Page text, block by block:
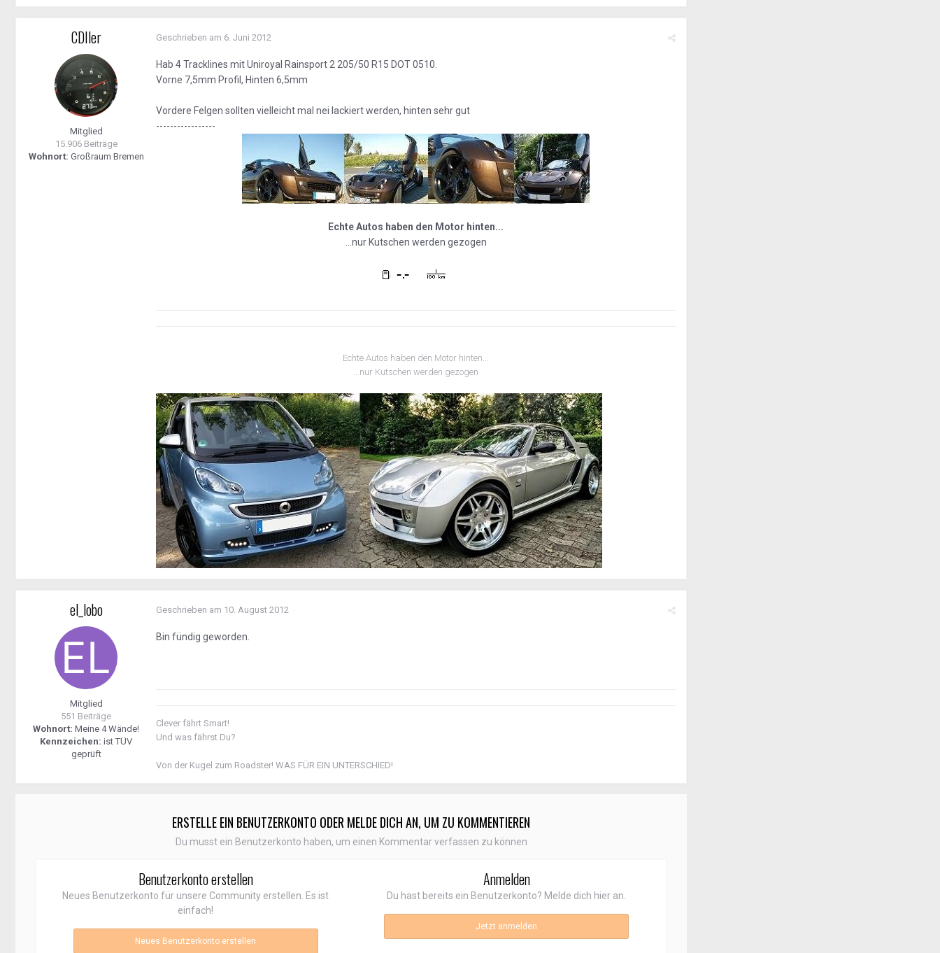
CDIler
Mitglied
15.906 Beiträge
Wohnort: Großraum Bremen
Geschrieben am 6. Juni 2012
Hab 4 Tracklines mit Uniroyal Rainsport 2 205/50 R15 DOT 0510.
Vorne 7,5mm Profil, Hinten 6,5mm
Vordere Felgen sollten vielleicht mal nei lackiert werden, hinten sehr gut
-----------------
Echte Autos haben den Motor hinten...
...nur Kutschen werden gezogen
Echte Autos haben den Motor hinten...
...nur Kutschen werden gezogen
el_lobo
Mitglied
551 Beiträge
Wohnort: Meine 4 Wände!
Kennzeichen: ist TÜV
geprüft
Geschrieben am 10. August 2012
Bin fündig geworden.
Clever fährt Smart!
Und was fährst Du?
Von der Kugel zum Roadster! WAS FÜR EIN UNTERSCHIED!
ERSTELLE EIN BENUTZERKONTO ODER MELDE DICH AN, UM ZU KOMMENTIEREN
Du musst ein Benutzerkonto haben, um einen Kommentar verfassen zu können
Benutzerkonto erstellen
Neues Benutzerkonto für unsere Community erstellen. Es ist
einfach!
Neues Benutzerkonto erstellen
Anmelden
Du hast bereits ein Benutzerkonto? Melde dich hier an.
Jetzt anmelden